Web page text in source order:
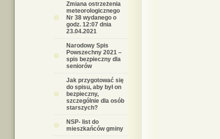
Zmiana ostrzeżenia
meteorologicznego
Nr 38 wydanego o
godz. 12:07 dnia
23.04.2021
Narodowy Spis
Powszechny 2021 –
spis bezpieczny dla
seniorów
Jak przygotować się
do spisu, aby był on
bezpieczny,
szczególnie dla osób
starszych?
NSP- list do
mieszkańców gminy